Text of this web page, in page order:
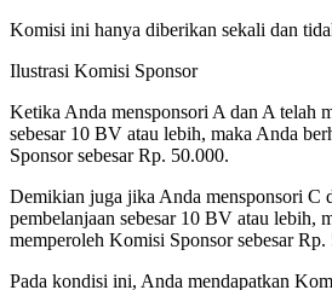
Komisi ini hanya diberikan sekali dan
Ilustrasi Komisi Sponsor
Ketika Anda mensponsori A dan A telah
sebesar 10 BV atau lebih, maka Anda
Sponsor sebesar Rp. 50.000.
Demikian juga jika Anda mensponsori C
pembelanjaan sebesar 10 BV atau lebih,
memperoleh Komisi Sponsor sebesar Rp.
Pada kondisi ini, Anda mendapatkan